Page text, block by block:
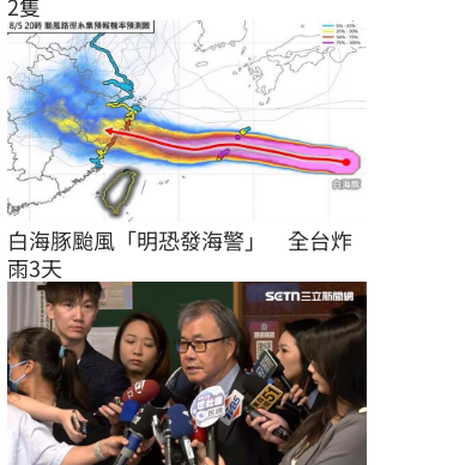
白海豚颱風「明恐發海警」　全台炸
雨3天